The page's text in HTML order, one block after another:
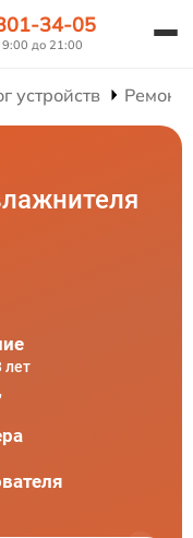
34-05
до 21:00
устройств Ремонт
лет